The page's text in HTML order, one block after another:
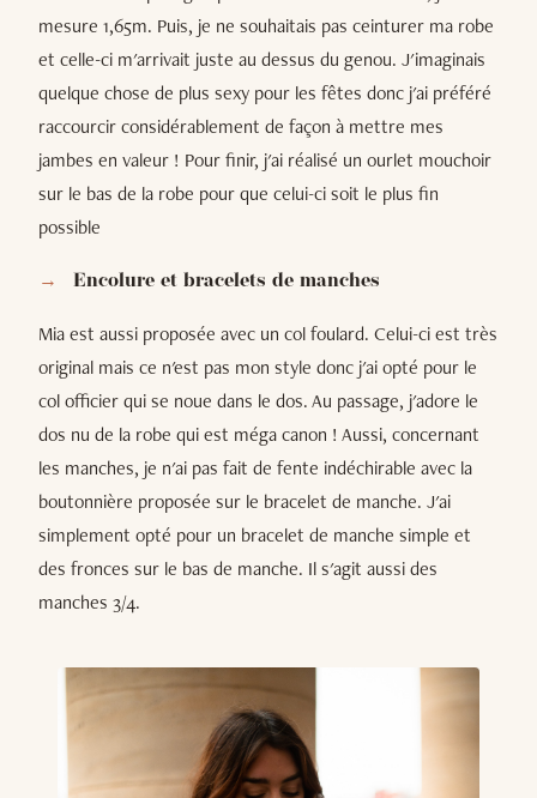
mesure 1,65m. Puis, je ne souhaitais pas ceinturer ma robe
et celle-ci m'arrivait juste au dessus du genou. J'imaginais
quelque chose de plus sexy pour les fêtes donc j'ai préféré
raccourcir considérablement de façon à mettre mes
jambes en valeur ! Pour finir, j'ai réalisé un ourlet mouchoir
sur le bas de la robe pour que celui-ci soit le plus fin
possible
Encolure et bracelets de manches
Mia est aussi proposée avec un col foulard. Celui-ci est très
original mais ce n'est pas mon style donc j'ai opté pour le
col officier qui se noue dans le dos. Au passage, j'adore le
dos nu de la robe qui est méga canon ! Aussi, concernant
les manches, je n'ai pas fait de fente indéchirable avec la
boutonnière proposée sur le bracelet de manche. J'ai
simplement opté pour un bracelet de manche simple et
des fronces sur le bas de manche. Il s'agit aussi des
manches 3/4.